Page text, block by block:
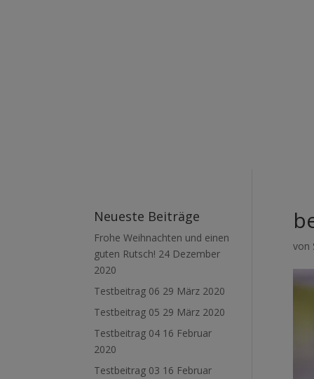
von
Neueste Beiträge
Frohe Weihnachten und einen
guten Rutsch! 24 Dezember
2020
Testbeitrag 06 29 März 2020
Testbeitrag 05 29 März 2020
Testbeitrag 04 16 Februar
2020
Testbeitrag 03 16 Februar